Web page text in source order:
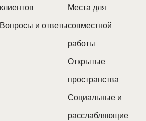
клиентов
Вопросы и ответы
Места для
совместной
работы
Открытые
пространства
Социальные и
расслабляющие